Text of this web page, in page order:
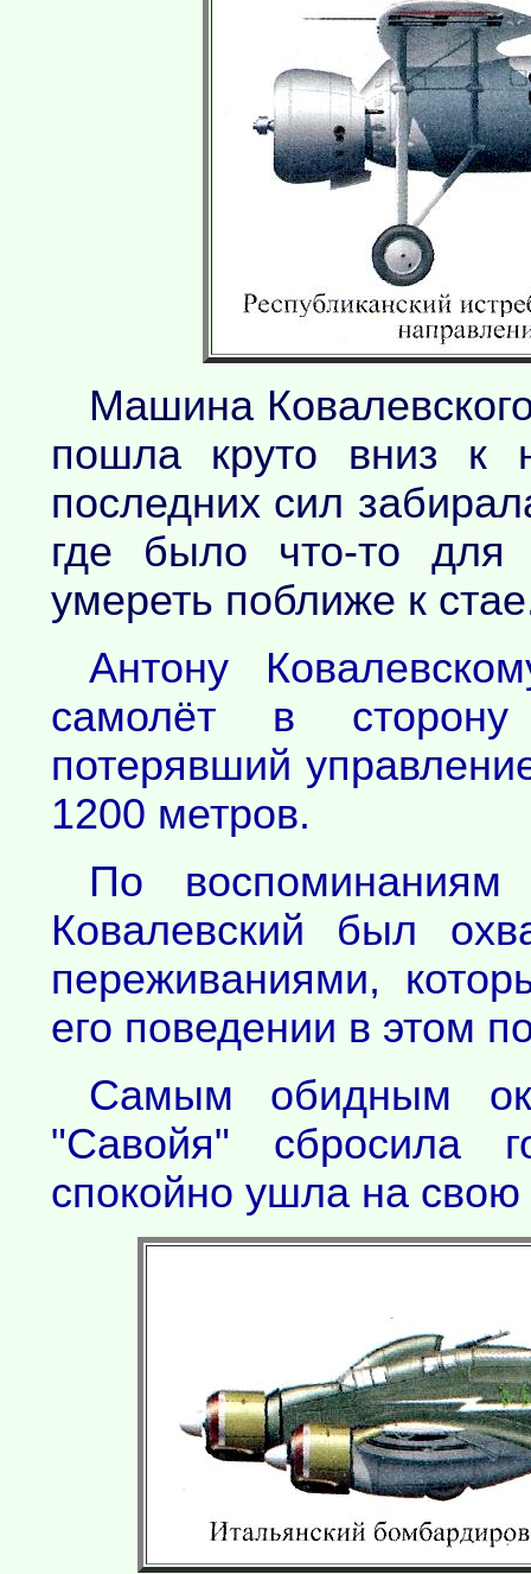
Машина
пошла круто вниз к
последних сил
где было что-то для
умереть поближе к
Антону
самолёт в
потерявший
1200 метров.
По
Ковалевский был
переживаниями,
его поведении в этом
Самым обидным
"Савойя" сбросила
спокойно ушла на